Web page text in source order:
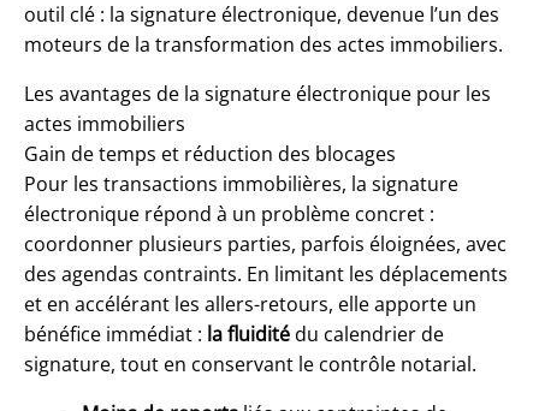
outil clé : la signature électronique, devenue l’un des
moteurs de la transformation des actes immobiliers.
Les avantages de la signature électronique pour les
actes immobiliers
Gain de temps et réduction des blocages
Pour les transactions immobilières, la signature
électronique répond à un problème concret :
coordonner plusieurs parties, parfois éloignées, avec
des agendas contraints. En limitant les déplacements
et en accélérant les allers-retours, elle apporte un
bénéfice immédiat : la fluiditédu calendrier de
signature, tout en conservant le contrôle notarial.